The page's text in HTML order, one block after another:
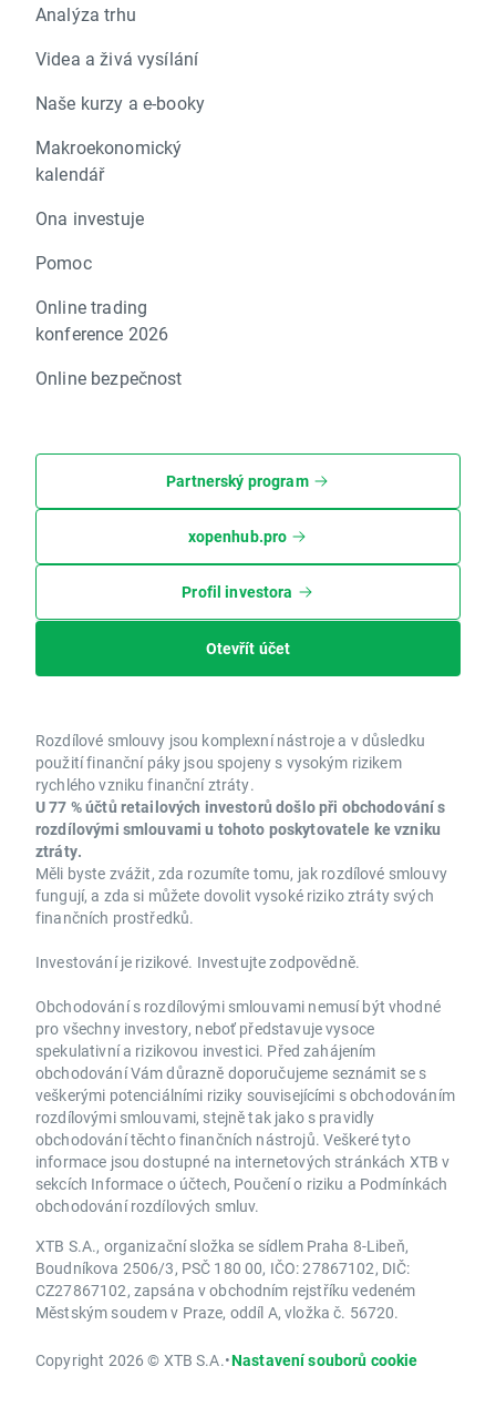
Analýza trhu
Videa a živá vysílání
Naše kurzy a e-booky
Makroekonomický
kalendář
Ona investuje
Pomoc
Online trading
konference 2026
Online bezpečnost
Partnerský program
xopenhub.pro
Profil investora
Otevřít účet
Rozdílové smlouvy jsou komplexní nástroje a v důsledku
použití finanční páky jsou spojeny s vysokým rizikem
rychlého vzniku finanční ztráty.
U 77 % účtů retailových investorů došlo při obchodování s
rozdílovými smlouvami u tohoto poskytovatele ke vzniku
ztráty.
Měli byste zvážit, zda rozumíte tomu, jak rozdílové smlouvy
fungují, a zda si můžete dovolit vysoké riziko ztráty svých
finančních prostředků.
Investování je rizikové. Investujte zodpovědně.
Obchodování s rozdílovými smlouvami nemusí být vhodné
pro všechny investory, neboť představuje vysoce
spekulativní a rizikovou investici. Před zahájením
obchodování Vám důrazně doporučujeme seznámit se s
veškerými potenciálními riziky souvisejícími s obchodováním
rozdílovými smlouvami, stejně tak jako s pravidly
obchodování těchto finančních nástrojů. Veškeré tyto
informace jsou dostupné na internetových stránkách XTB v
sekcích Informace o účtech, Poučení o riziku a Podmínkách
obchodování rozdílových smluv.
XTB S.A., organizační složka se sídlem Praha 8-Libeň,
Boudníkova 2506/3, PSČ 180 00, IČO: 27867102, DIČ:
CZ27867102, zapsána v obchodním rejstříku vedeném
Městským soudem v Praze, oddíl A, vložka č. 56720.
Copyright 2026 © XTB S.A.•Nastavení souborů cookie